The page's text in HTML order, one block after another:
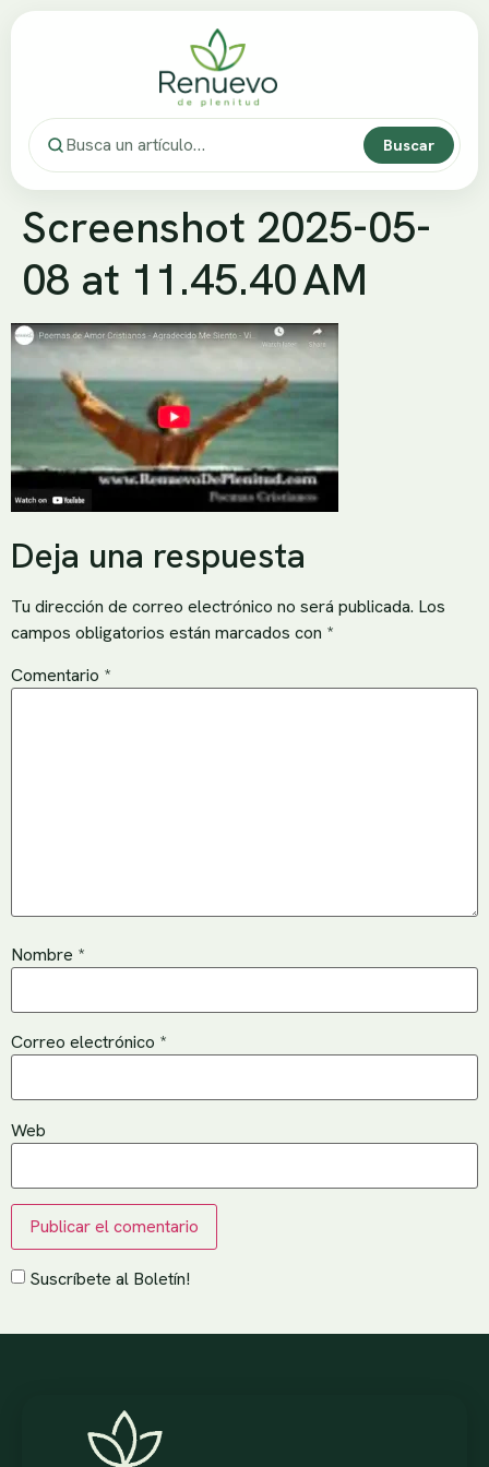
Buscar
Screenshot 2025-05-
08 at 11.45.40 AM
Deja una respuesta
Tu dirección de correo electrónico no será publicada. Los
campos obligatorios están marcados con *
Comentario *
Nombre *
Correo electrónico *
Web
Suscríbete al Boletín!